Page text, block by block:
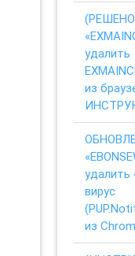
удалить
из
удалить
вирус
из